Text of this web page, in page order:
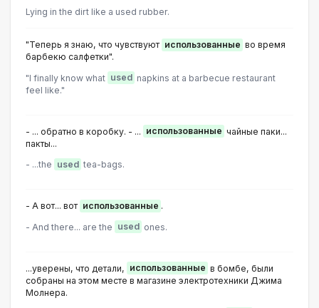
Lying in the dirt like a used rubber.
"Теперь я знаю, что чувствуют использованные во время
барбекю салфетки".
"I finally know what used napkins at a barbecue restaurant
feel like."
- ... обратно в коробку. - ... использованные чайные паки...
пакты...
- ...the used tea-bags.
- А вот... вот использованные .
- And there... are the used ones.
...уверены, что детали, использованные в бомбе, были
собраны на этом месте в магазине электротехники Джима
Молнера.